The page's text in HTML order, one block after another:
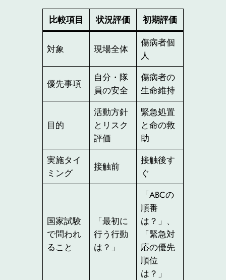
比較項目 状況評価 初期評価
対象 現場全体
傷病者個
人
優先事項
自分・隊
員の安全
傷病者の
生命維持
目的
活動方針
とリスク
評価
緊急処置
と命の救
助
実施タイ
ミング
接触前
接触後す
ぐ
国家試験
で問われ
ること
「最初に
行う行動
は？」
「ABCの
順番
は？」、
「緊急対
応の優先
順位
は？」